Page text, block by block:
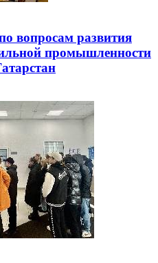
вопросам развития
промышленности